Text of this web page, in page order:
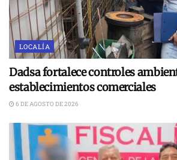
LOCALÍA
Dadsa fortalece controles
establecimientos comerciales
6 DE AGOSTO DE 2026